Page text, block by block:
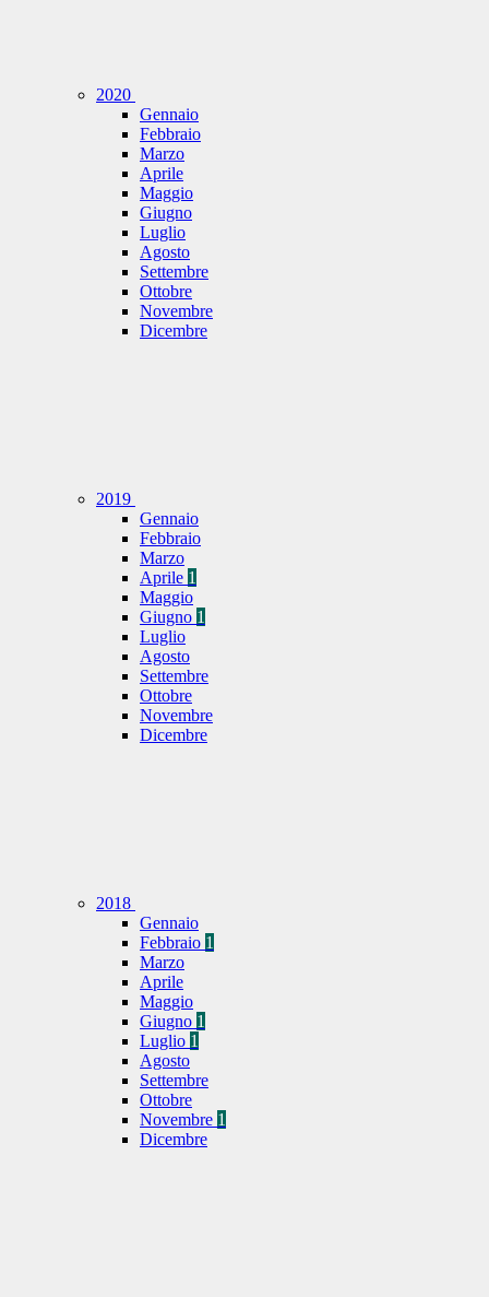
2020
Gennaio
Febbraio
Marzo
Aprile
Maggio
Giugno
Luglio
Agosto
Settembre
Ottobre
Novembre
Dicembre
2019
Gennaio
Febbraio
Marzo
Aprile 1
Maggio
Giugno 1
Luglio
Agosto
Settembre
Ottobre
Novembre
Dicembre
2018
Gennaio
Febbraio 1
Marzo
Aprile
Maggio
Giugno 1
Luglio 1
Agosto
Settembre
Ottobre
Novembre 1
Dicembre